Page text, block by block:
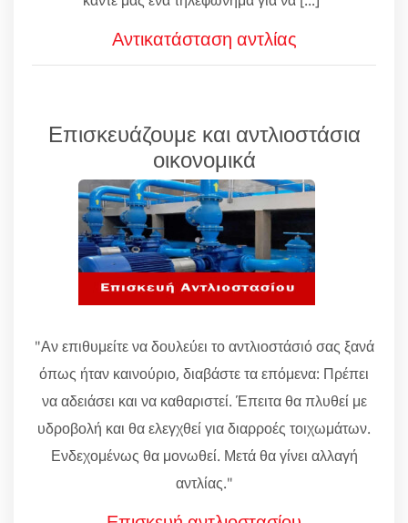
Αντικατάσταση αντλίας
Επισκευάζουμε και αντλιοστάσια
οικονομικά
"Αν επιθυμείτε να δουλεύει το αντλιοστάσιό σας ξανά
όπως ήταν καινούριο, διαβάστε τα επόμενα: Πρέπει
να αδειάσει και να καθαριστεί. Έπειτα θα πλυθεί με
υδροβολή και θα ελεγχθεί για διαρροές τοιχωμάτων.
Ενδεχομένως θα μονωθεί. Μετά θα γίνει αλλαγή
αντλίας."